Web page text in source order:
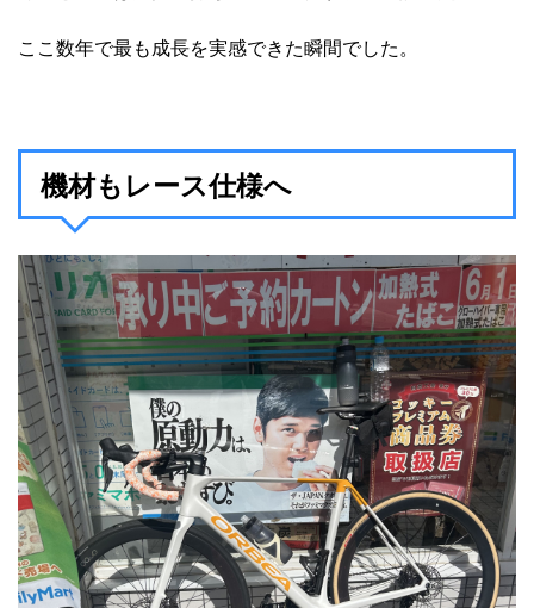
ここ数年で最も成長を実感できた瞬間でした。
機材もレース仕様へ